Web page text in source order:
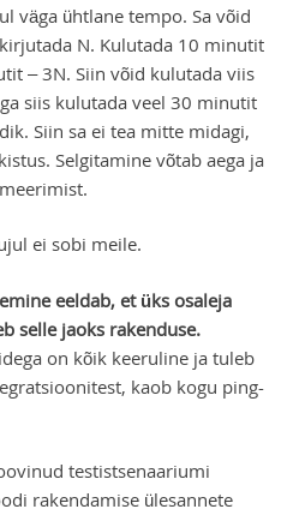
väga ühtlane tempo. Sa võid
N. Kulutada 10 minutit
– 3N. Siin võid kulutada viis
siis kulutada veel 30 minutit
Siin sa ei tea mitte midagi,
Selgitamine võtab aega ja
ei sobi meile.
eeldab, et üks osaleja
selle jaoks rakenduse.
on kõik keeruline ja tuleb
kaob kogu ping-
testistsenaariumi
rakendamise ülesannete